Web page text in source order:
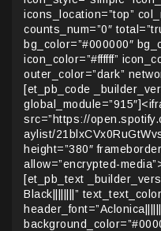
icons_location=”top”
counts_num=”0″
bg_color=”#000000″
icon_color=”#ffffff”
outer_color=”dark”
[et_pb_code
src=”https://
aylist/
height=”380″
allow=”encrypted-
[et_pb_text
Black||||||||”